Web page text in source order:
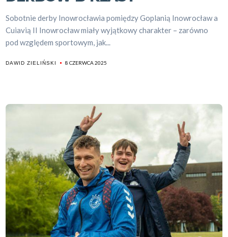
Sobotnie derby Inowrocławia pomiędzy Goplanią Inowrocław a
Cuiavią II Inowrocław miały wyjątkowy charakter – zarówno
pod względem sportowym, jak...
DAWID ZIELIŃSKI 8 CZERWCA 2025